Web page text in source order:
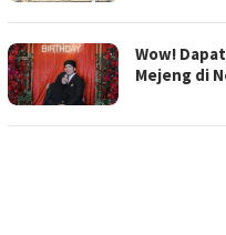
Wow!
Mejeng di